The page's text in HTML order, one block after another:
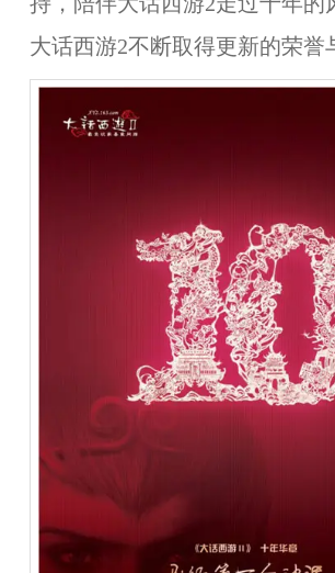
大话西游2不断取得更新的荣誉